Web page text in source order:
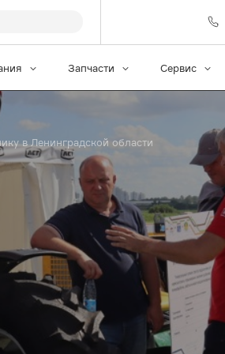
Запчасти Сервис
в Ленинградской области